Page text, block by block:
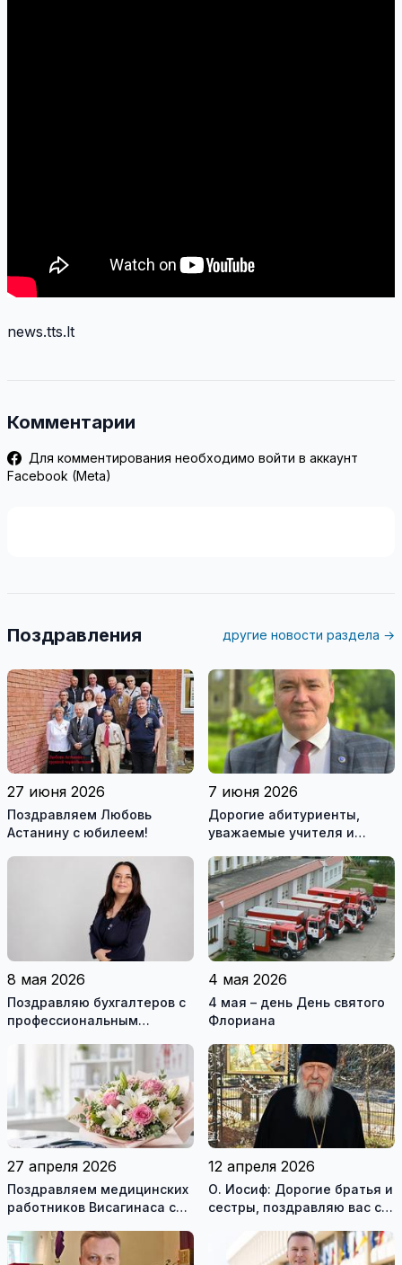
news.tts.lt
Комментарии
Для комментирования необходимо войти в аккаунт
Facebook (Meta)
Поздравления другие новости раздела →
27 июня 2026
Поздравляем Любовь
Астанину с юбилеем!
7 июня 2026
Дорогие абитуриенты,
уважаемые учителя и
8 мая 2026
Поздравляю бухгалтеров с
профессиональным
4 мая 2026
4 мая – день День святого
Флориана
27 апреля 2026
Поздравляем медицинских
работников Висагинаса с
праздником!
12 апреля 2026
О. Иосиф: Дорогие братья и
сестры, поздравляю вас с
праздником Пасхи (видео)